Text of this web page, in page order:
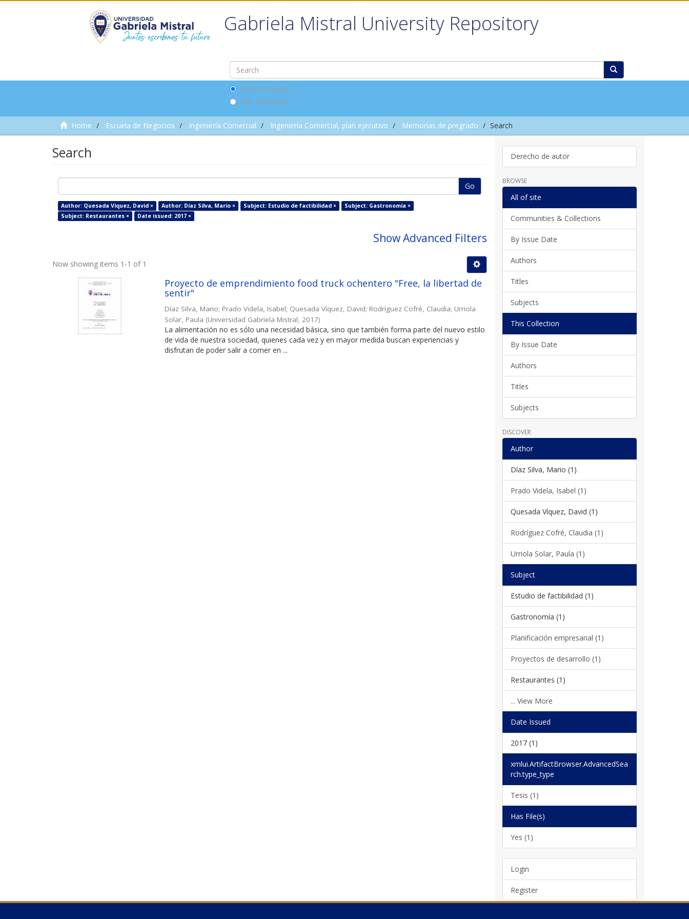
Gabriela Mistral University Repository
Search DSpace
This Collection
Home Escuela de Negocios Ingeniería Comercial Ingeniería Comercial, plan ejecutivo Memorias de pregrado Search
Search
Go
Author: Quesada Víquez, David × Author: Díaz Silva, Mario × Subject: Estudio de factibilidad ×
Subject: Gastronomía ×
Subject: Restaurantes ×
Date issued: 2017 ×
Show Advanced Filters
Now showing items 1-1 of 1
Proyecto de emprendimiento food truck ochentero "Free, la libertad de
sentir"
Díaz Silva, Mario; Prado Videla, Isabel; Quesada Víquez, David; Rodríguez Cofré, Claudia; Urriola
Solar, Paula (Universidad Gabriela Mistral 2017)
La alimentación no es sólo una necesidad básica, sino que también forma parte del nuevo estilo
de vida de nuestra sociedad, quienes cada vez y en mayor medida buscan experiencias y
disfrutan de poder salir a comer en ...
Derecho de autor
BROWSE
All of site
Communities & Collections
By Issue Date
Authors
Titles
Subjects
This Collection
By Issue Date
Authors
Titles
Subjects
DISCOVER
Author
Díaz Silva, Mario (1)
Prado Videla, Isabel (1)
Quesada Víquez, David (1)
Rodríguez Cofré, Claudia (1)
Urriola Solar, Paula (1)
Subject
Estudio de factibilidad (1)
Gastronomía (1)
Planificación empresarial (1)
Proyectos de desarrollo (1)
Restaurantes (1)
... View More
Date Issued
2017 (1)
xmlui.ArtifactBrowser.AdvancedSea
rch.type_type
Tesis (1)
Has File(s)
Yes (1)
Login
Register